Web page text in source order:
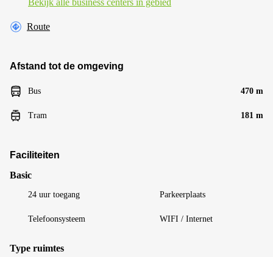
Route
Afstand tot de omgeving
Bus 470 m
Tram 181 m
Faciliteiten
Basic
24 uur toegang Parkeerplaats
Telefoonsysteem WIFI / Internet
Type ruimtes